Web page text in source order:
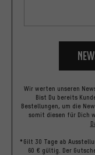
Wir werten unseren
Bist Du bereits
Bestellungen, um die
somit diesen für Dich
*Gilt 30 Tage ab
60 € gültig. Der